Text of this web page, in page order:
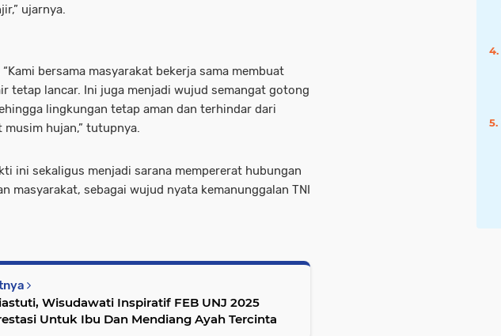
ujarnya.
bersama masyarakat bekerja sama membuat
tetap lancar. Ini juga menjadi wujud semangat gotong
lingkungan tetap aman dan terhindar dari
hujan,” tutupnya.
ini sekaligus menjadi sarana mempererat hubungan
masyarakat, sebagai wujud nyata kemanunggalan TNI
Wisudawati Inspiratif FEB UNJ 2025
Untuk Ibu Dan Mendiang Ayah Tercinta